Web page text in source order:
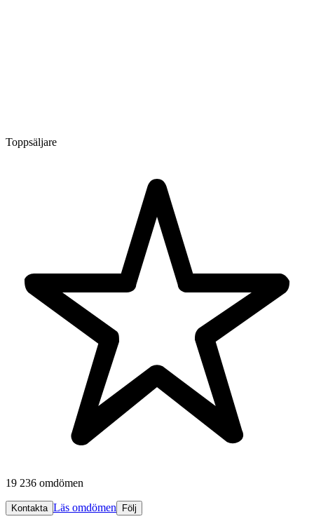
Toppsäljare
19 236 omdömen
Kontakta Läs omdömen Följ